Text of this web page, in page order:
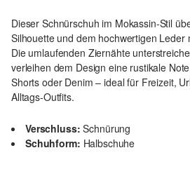
Dieser Schnürschuh im Mokassin-Stil
Silhouette und dem hochwertigen Leder
Die umlaufenden Ziernähte
verleihen dem Design eine rustikale
Shorts oder Denim – ideal für Freizeit,
Alltags-Outfits.
Verschluss: Schnürung
Schuhform: Halbschuhe